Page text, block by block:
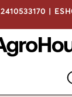
2410533170 |